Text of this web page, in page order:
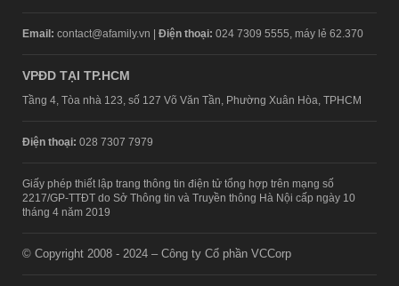
Email: contact@afamily.vn | Điện thoại: 024 7309 5555, máy lẻ 62.370
VPĐD TẠI TP.HCM
Tầng 4, Tòa nhà 123, số 127 Võ Văn Tần, Phường Xuân Hòa, TPHCM
Điện thoại: 028 7307 7979
Giấy phép thiết lập trang thông tin điện tử tổng hợp trên mạng số
2217/GP-TTĐT do Sở Thông tin và Truyền thông Hà Nội cấp ngày 10
tháng 4 năm 2019
© Copyright 2008 - 2024 – Công ty Cổ phần VCCorp